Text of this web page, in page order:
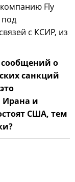
Fly
под
с КСИР, из
о
санкций
Ирана и
США, тем